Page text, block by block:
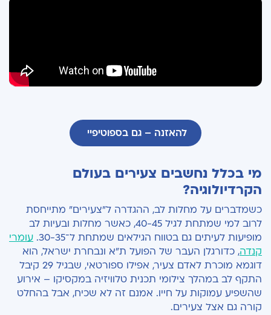
להאזנה – גם בספוטיפיי
מי בכלל נחשבים צעירים בעולם
הקרדיולוגיה?
כשמדברים על מחלות לב, ההגדרה ל"צעירים" מתייחסת
לרוב למי שמתחת לגיל 40-45, כאשר מחלות ובעיות לב
מופיעות לעיתים גם בטווח הגילאים שמתחת ל־30-35.
עומרי
קנדה, כדורגלן העבר של הפועל ת"א ונבחרת ישראל, הוא
דוגמא מוכרת לאדם צעיר, אפילו ספורטאי, שבגיל 29 קיבל
התקף לב במהלך צילומי תכנית טלוויזיה במקסיקו – אירוע
שהשפיע עמוקות על חייו. אמנם זה לא שכיח, אבל בהחלט
קורה גם אצל צעירים.